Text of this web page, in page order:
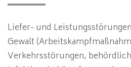
Liefer- und
Gewalt
Verkehrsstörungen,